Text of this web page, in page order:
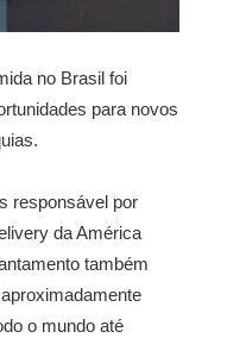
no Brasil foi
para novos
responsável por
da América
também
o mundo até